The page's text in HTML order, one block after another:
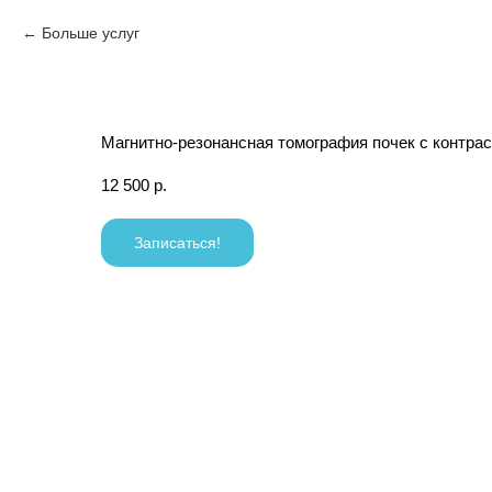
Больше услуг
Магнитно-резонансная томография почек с
12 500 р.
Записаться!